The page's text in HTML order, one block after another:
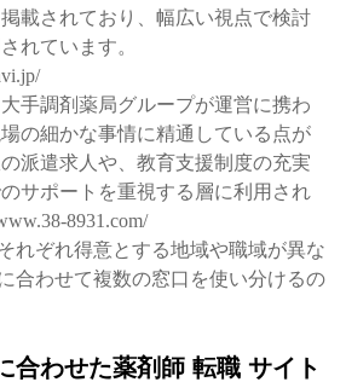
載されており、幅広い視点で検討
れています。
手調剤薬局グループが運営に携わ
の細かな事情に精通している点が
派遣求人や、教育支援制度の充実
サポートを重視する層に利用され
8931.com/
れぞれ得意とする地域や職域が異な
合わせて複数の窓口を使い分けるの
合わせた薬剤師 転職 サイト